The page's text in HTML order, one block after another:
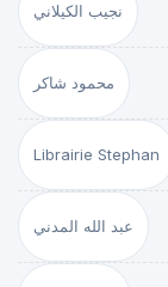
نجيب الكيلاني
محمود شاكر
Librairie Stephan
عبد الله المدني